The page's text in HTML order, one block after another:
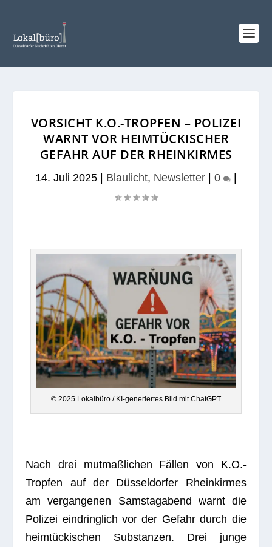
VORSICHT K.O.-TROPFEN – POLIZEI
WARNT VOR HEIMTÜCKISCHER
GEFAHR AUF DER RHEINKIRMES
14. Juli 2025 Blaulicht, Newsletter 0
© 2025 Lokal­büro / KI-gene­rier­tes Bild mit ChatGPT
Nach drei mut­maß­li­chen Fäl­len von K.O.-
Tropfen auf der Düs­sel­dor­fer Rhein­kir­mes
am ver­gan­ge­nen Sams­tag­abend warnt die
Poli­zei ein­dring­lich vor der Gefahr durch die
heim­tü­cki­schen Sub­stan­zen. Drei junge